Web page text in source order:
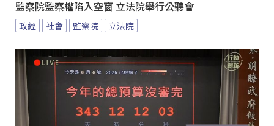
監察院監察權陷入空窗 立法院舉行公聽會
政經 社會 監察院 立法院